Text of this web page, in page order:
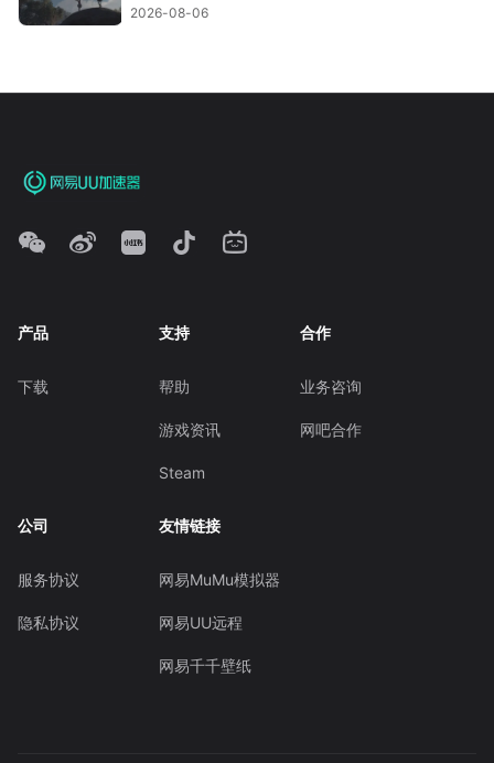
2026-08-06
产品
下载
支持
帮助
游戏资讯
Steam
合作
业务咨询
网吧合作
公司
服务协议
隐私协议
友情链接
网易MuMu模拟器
网易UU远程
网易千千壁纸